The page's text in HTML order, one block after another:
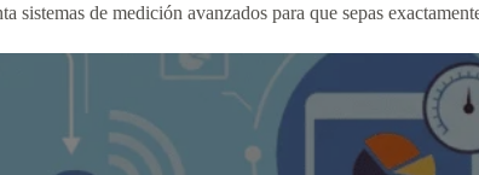
de medición avanzados para que sepas